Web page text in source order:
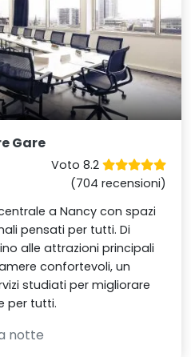
Gare
Voto 8.2
(704 recensioni)
a Nancy con spazi
pensati per tutti. Di
alle attrazioni principali
confortevoli, un
studiati per migliorare
per tutti.
notte